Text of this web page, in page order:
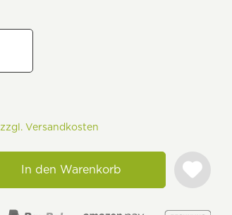
zzgl. Versandkosten
In den Warenkorb